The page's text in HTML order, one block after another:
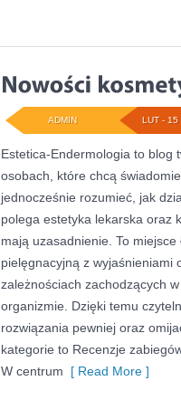
LUT - 15
ADMIN
Estetica-Endermologia to blog
osobach, które chcą
jednocześnie rozumieć, jak
polega estetyka lekarska oraz
mają uzasadnienie. To miejsce
pielęgnacyjną z wyjaśnieniami
zależnościach zachodzących
organizmie. Dzięki temu
rozwiązania pewniej oraz
kategorie to Recenzje
W centrum [ Read More ]